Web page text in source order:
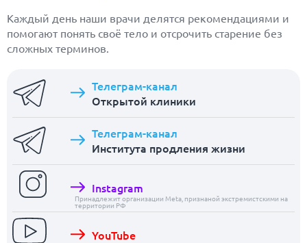
Каждый день наши врачи делятся рекомендациями и
помогают понять своё тело и отсрочить старение без
сложных терминов.
Телеграм-канал
Открытой клиники
Телеграм-канал
Института продления жизни
Instagram
Принадлежит организации Meta, признаной экстремистскими на
территории РФ
YouTube